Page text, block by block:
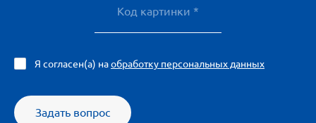
Задать вопрос
Я согласен(а) наобработку персональных данных